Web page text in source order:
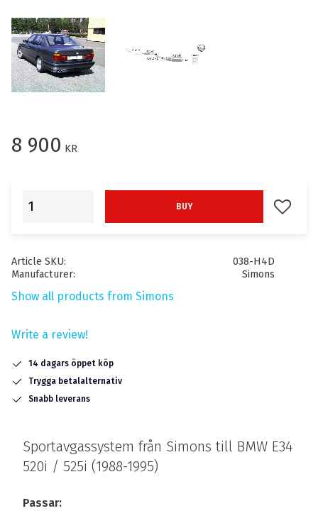
8 900 KR
BUY Add to
Article SKU
038-H4D
Manufacturer
Simons
Show all products from Simons
Write a review!
14 dagars öppet köp
Trygga betalalternativ
Snabb leverans
Sportavgassystem från Simons till BMW E34
520i / 525i (1988-1995)
Passar: